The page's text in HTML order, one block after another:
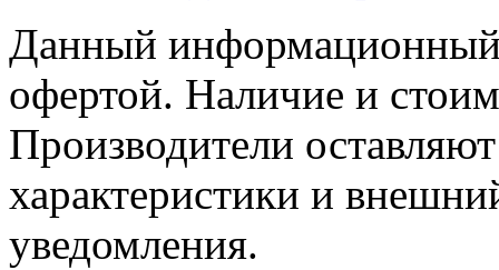
Данный информационный
офертой. Наличие и
Производители
характеристики и
уведомления.